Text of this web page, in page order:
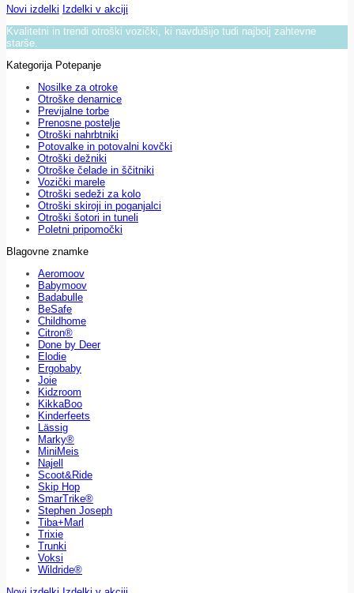
Novi izdelki Izdelki v akciji
Kvalitetni in trendi otroški vozički, ki navdušijo tudi najbolj zahtevne
starše.
Kategorija Potepanje
Nosilke za otroke
Otroške denarnice
Previjalne torbe
Prenosne postelje
Otroški nahrbtniki
Potovalke in potovalni kovčki
Otroški dežniki
Otroške čelade in ščitniki
Vozički marele
Otroški sedeži za kolo
Otroški skiroji in poganjalci
Otroški šotori in tuneli
Poletni pripomočki
Blagovne znamke
Aeromoov
Babymoov
Badabulle
BeSafe
Childhome
Citron®
Done by Deer
Elodie
Ergobaby
Joie
Kidzroom
KikkaBoo
Kinderfeets
Lässig
Marky®
MiniMeis
Najell
Scoot&Ride
Skip Hop
SmarTrike®
Stephen Joseph
Tiba+Marl
Trixie
Trunki
Voksi
Wildride®